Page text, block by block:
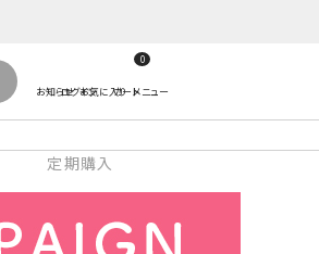
0
定期購入